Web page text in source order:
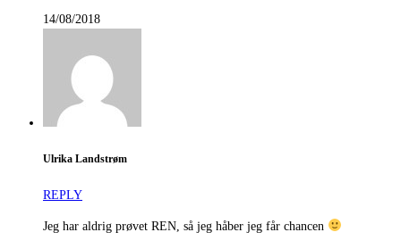
14/08/2018
Ulrika Landstrøm
REPLY
Jeg har aldrig prøvet REN, så jeg håber jeg får chancen